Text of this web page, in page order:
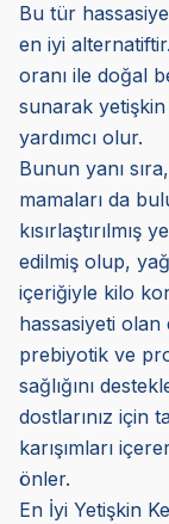
Bu tür
en iyi
oranı ile doğal
sunarak
yardımcı olur.
Bunun yanı
mamaları da
edilmiş olup,
içeriğiyle kilo
hassasiyeti olan
prebiyotik ve
sağlığını
dostlarınız için
karışımları
önler.
En İyi Yetişkin